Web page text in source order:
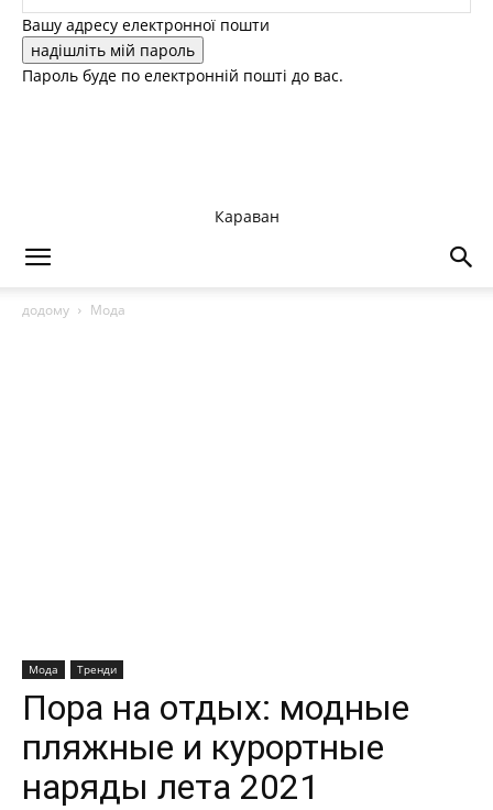
Вашу адресу електронної пошти
Пароль буде по електронній пошті до вас.
Караван
додому Мода
Мода Тренди
Пора на отдых: модные
пляжные и курортные
наряды лета 2021